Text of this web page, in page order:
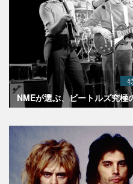
NMEが選ぶ、ビートルズ究